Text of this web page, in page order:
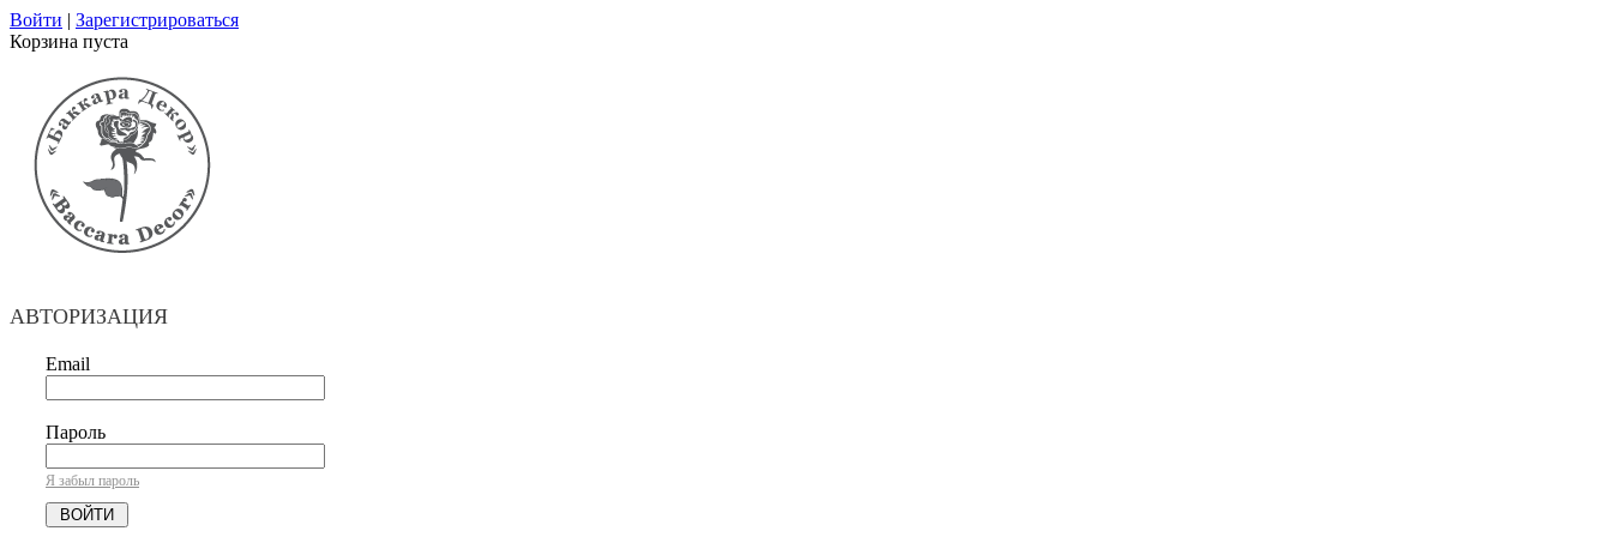
Войти | Зарегистрироваться
Корзина пуста
АВТОРИЗАЦИЯ
Email
Пароль
Я забыл пароль